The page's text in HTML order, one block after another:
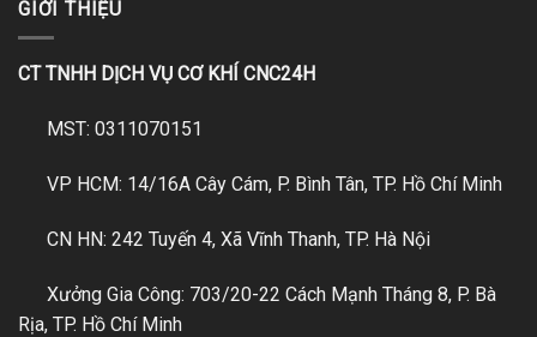
GIỚI THIỆU
CT TNHH DỊCH VỤ CƠ KHÍ CNC24H
MST: 0311070151
VP HCM: 14/16A Cây Cám, P. Bình Tân, TP. Hồ Chí Minh
CN HN: 242 Tuyến 4, Xã Vĩnh Thanh, TP. Hà Nội
Xưởng Gia Công: 703/20-22 Cách Mạnh Tháng 8, P. Bà
Rịa, TP. Hồ Chí Minh